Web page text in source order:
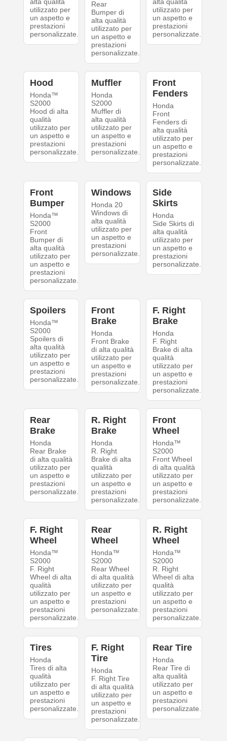
alta qualità
utilizzato per
un aspetto e
prestazioni
personalizzate.
Rear
Bumper di
alta qualità
utilizzato per
un aspetto e
prestazioni
personalizzate.
alta qualità
utilizzato per
un aspetto e
prestazioni
personalizzate.
Hood
Honda™
S2000
Hood di alta
qualità
utilizzato per
un aspetto e
prestazioni
personalizzate.
Muffler
Honda
S2000
Muffler di
alta qualità
utilizzato per
un aspetto e
prestazioni
personalizzate.
Front
Fenders
Honda
Front
Fenders di
alta qualità
utilizzato per
un aspetto e
prestazioni
personalizzate.
Front
Bumper
Honda™
S2000
Front
Bumper di
alta qualità
utilizzato per
un aspetto e
prestazioni
personalizzate.
Windows
Honda 20
Windows di
alta qualità
utilizzato per
un aspetto e
prestazioni
personalizzate.
Side
Skirts
Honda
Side Skirts di
alta qualità
utilizzato per
un aspetto e
prestazioni
personalizzate.
Spoilers
Honda™
S2000
Spoilers di
alta qualità
utilizzato per
un aspetto e
prestazioni
personalizzate.
Front
Brake
Honda
Front Brake
di alta qualità
utilizzato per
un aspetto e
prestazioni
personalizzate.
F. Right
Brake
Honda
F. Right
Brake di alta
qualità
utilizzato per
un aspetto e
prestazioni
personalizzate.
Rear
Brake
Honda
Rear Brake
di alta qualità
utilizzato per
un aspetto e
prestazioni
personalizzate.
R. Right
Brake
Honda
R. Right
Brake di alta
qualità
utilizzato per
un aspetto e
prestazioni
personalizzate.
Front
Wheel
Honda™
S2000
Front Wheel
di alta qualità
utilizzato per
un aspetto e
prestazioni
personalizzate.
F. Right
Wheel
Honda™
S2000
F. Right
Wheel di alta
qualità
utilizzato per
un aspetto e
prestazioni
personalizzate.
Rear
Wheel
Honda™
S2000
Rear Wheel
di alta qualità
utilizzato per
un aspetto e
prestazioni
personalizzate.
R. Right
Wheel
Honda™
S2000
R. Right
Wheel di alta
qualità
utilizzato per
un aspetto e
prestazioni
personalizzate.
Tires
Honda
Tires di alta
qualità
utilizzato per
un aspetto e
prestazioni
personalizzate.
F. Right
Tire
Honda
F. Right Tire
di alta qualità
utilizzato per
un aspetto e
prestazioni
personalizzate.
Rear Tire
Honda
Rear Tire di
alta qualità
utilizzato per
un aspetto e
prestazioni
personalizzate.